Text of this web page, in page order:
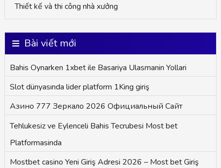
Thiết kế và thi công nhà xưởng
Bài viết mới
Bahis Oynarken 1xbet ile Basariya Ulasmanin Yollari
Slot dünyasında lider platform 1King giriş
Азино 777 Зеркало 2026 Официальный Сайт
Tehlukesiz ve Eylenceli Bahis Tecrubesi Most bet
Platformasinda
Mostbet casino Yeni Giriş Adresi 2026 – Most bet Giriş